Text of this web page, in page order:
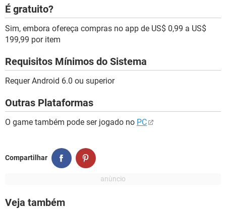
É gratuito?
Sim, embora ofereça compras no app de US$ 0,99 a US$
199,99 por item
Requisitos Mínimos do Sistema
Requer Android 6.0 ou superior
Outras Plataformas
O game também pode ser jogado no PC
Compartilhar
Veja também